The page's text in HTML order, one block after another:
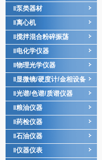
泵类器材
离心机
搅拌混合粉碎振荡
电化学仪器
物理光学仪器
显微镜/硬度计/金相设备
光谱/色谱/质谱仪器
粮油仪器
药检仪器
石油仪器
仪器仪表